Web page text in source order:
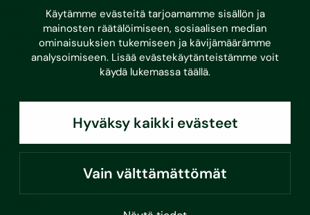
Käytämme evästeitä tarjoamamme sisällön ja
mainosten räätälöimiseen, sosiaalisen median
ominaisuuksien tukemiseen ja kävijämäärämme
analysoimiseen. Lisää evästekäytänteistämme voit
käydä lukemassa täällä.
Hyväksy kaikki evästeet
Vain välttämättömät
Referenssit
Ajankohtaista
Sustera
Yhteystiedot